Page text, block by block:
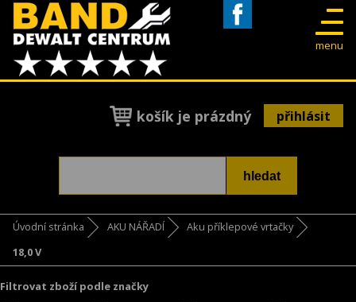
menu
košík je prázdný přihlásit
Úvodní stránka AKU NÁŘADÍ
Aku příklepové vrtačky
18,0 V
Filtrovat zboží podle značky